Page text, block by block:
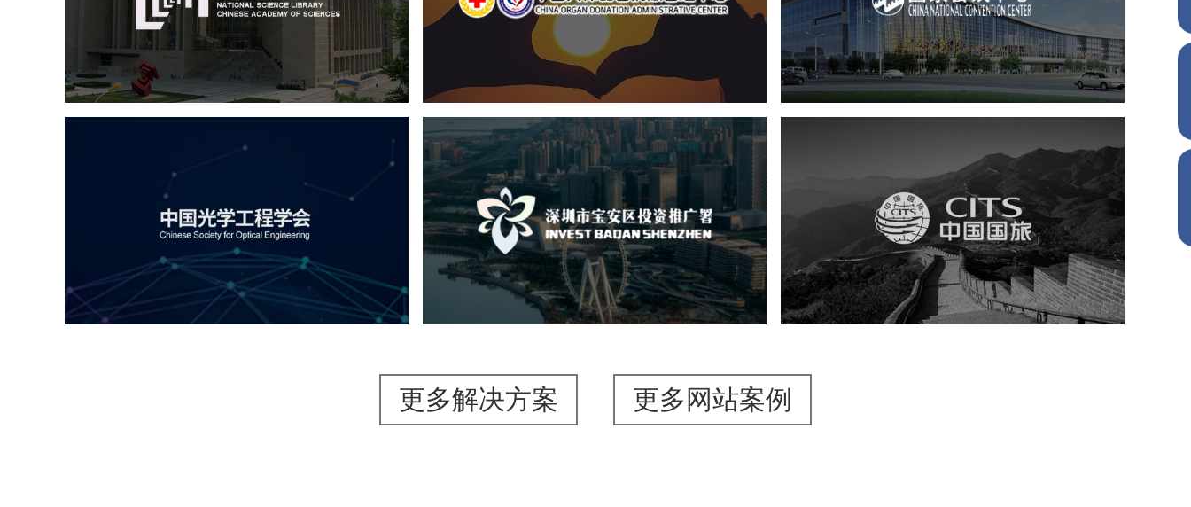
机构组织 网站建设
虚拟展厅
博物馆展厅设计
数字博物馆建设
展厅空间设计
北京展厅设计
产品展厅设计
企业展厅设计
公司展厅设计
国企 品牌官网
网站设计
服务行业 专业服务 网站建设 网站设计
中国光学工程学会
机构组织 国企 品牌官网
网站建设
网站设计
深圳市宝安区投资推广署
机构组织 国企 品牌官网
网站建设
网站设计
中国国旅
旅游休闲 电商网站 网站建设
更多解决方案 更多网站案例